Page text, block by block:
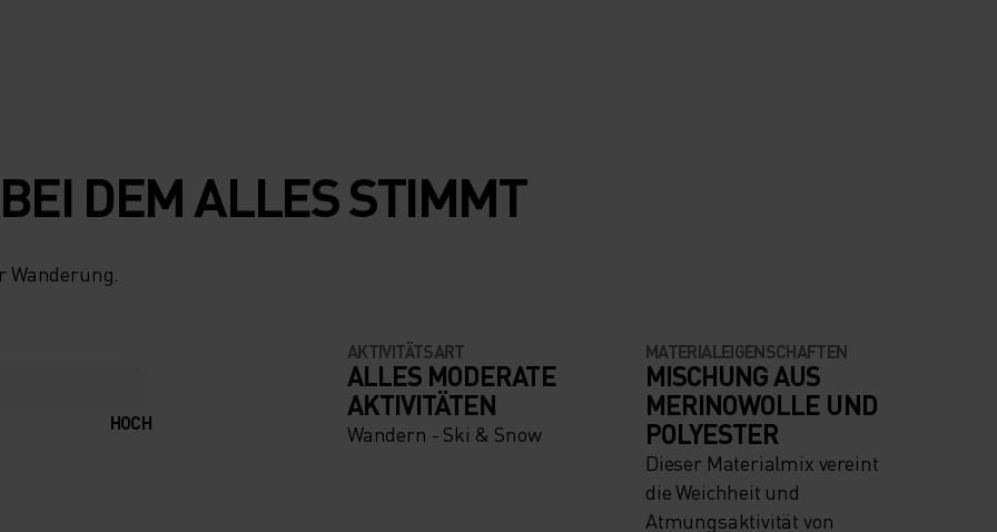
DEM ALLES STIMMT
HOCH
AKTIVITÄTSART
ALLES MODERATE
AKTIVITÄTEN
Wandern - Ski & Snow
MATERIALEIGENSCHAFTEN
MISCHUNG AUS
MERINOWOLLE UND
POLYESTER
Dieser Materialmix vereint
die Weichheit und
Atmungsaktivität von